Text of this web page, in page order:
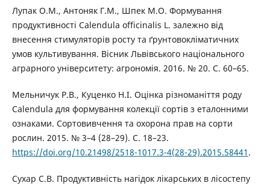
Лупак О.М., Антоняк Г.М., Шпек М.О. Формування
продуктивності Calendula officinalis L. залежно від
внесення стимуляторів росту та ґрунтовокліматичних
умов культивування. Вісник Львівського національного
аграрного університету: агрономія. 2016. № 20. С. 60–65.
Мельничук Р.В., Куценко Н.І. Оцінка різноманіття роду
Calendula для формування колекції сортів з еталонними
ознаками. Сортовивчення та охорона прав на сорти
рослин. 2015. № 3–4 (28–29). С. 18–23.
https://doi.org/10.21498/2518-1017.3-4(28-29).2015.58441 .
Сухар С.В. Продуктивність нагідок лікарських в лісостепу